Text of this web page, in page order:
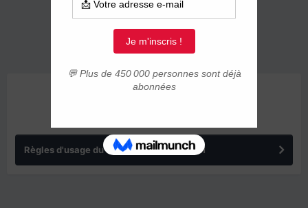
Règles d'usage du forum IMMIGRER.COM